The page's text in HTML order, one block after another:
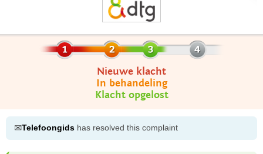
Nieuwe klacht
In behandeling
Klacht opgelost
✉Telefoongids has resolved this complaint